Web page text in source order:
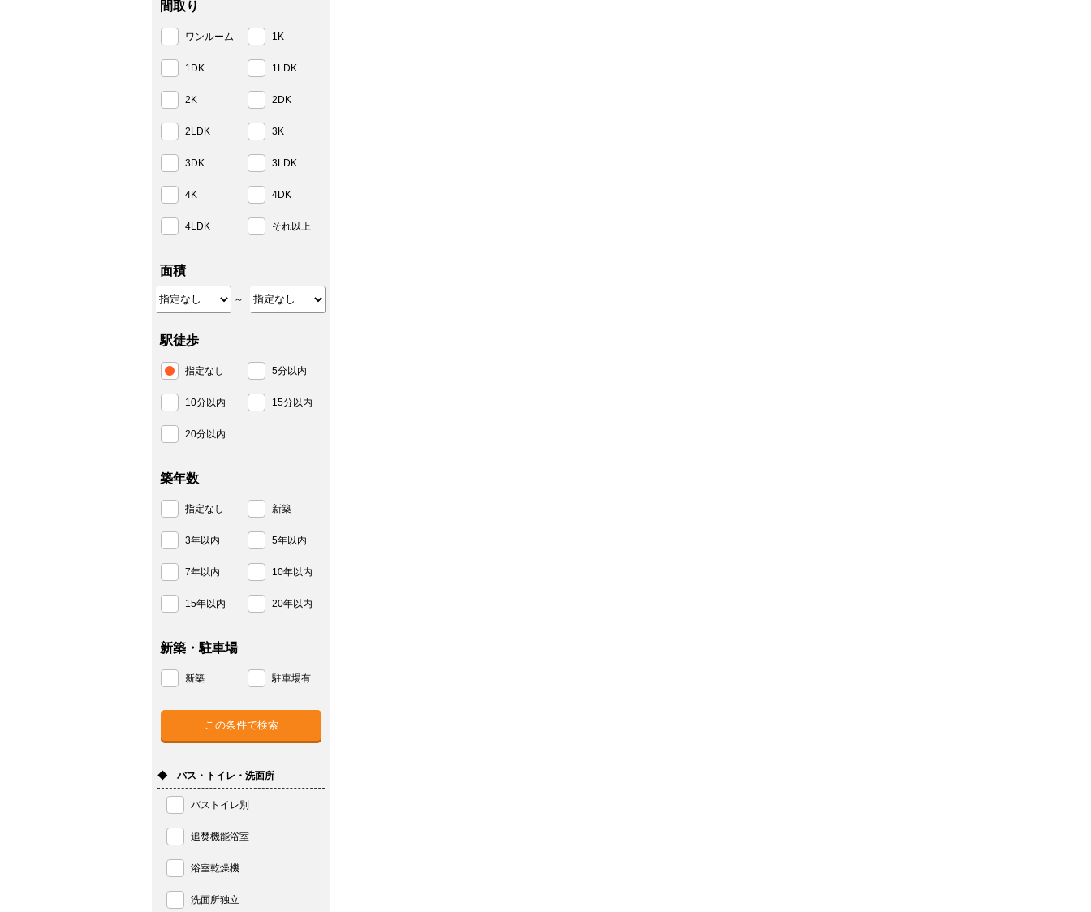
間取り
ワンルーム 1K
1DK 1LDK
2K 2DK
2LDK 3K
3DK 3LDK
4K 4DK
4LDK それ以上
面積
～
駅徒歩
指定なし 5分以内
10分以内 15分以内
20分以内
築年数
指定なし 新築
3年以内 5年以内
7年以内 10年以内
15年以内 20年以内
新築・駐車場
新築 駐車場有
◆ バス・トイレ・洗面所
バストイレ別
追焚機能浴室
浴室乾燥機
洗面所独立